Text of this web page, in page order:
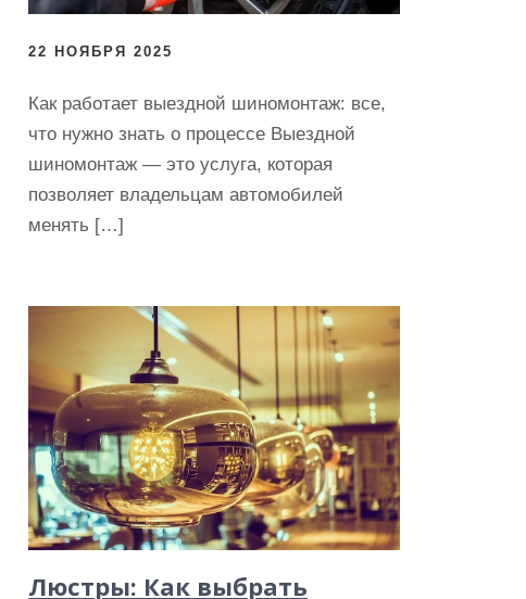
22 НОЯБРЯ 2025
Как работает выездной шиномонтаж: все,
что нужно знать о процессе Выездной
шиномонтаж — это услуга, которая
позволяет владельцам автомобилей
менять […]
Люстры: Как выбрать